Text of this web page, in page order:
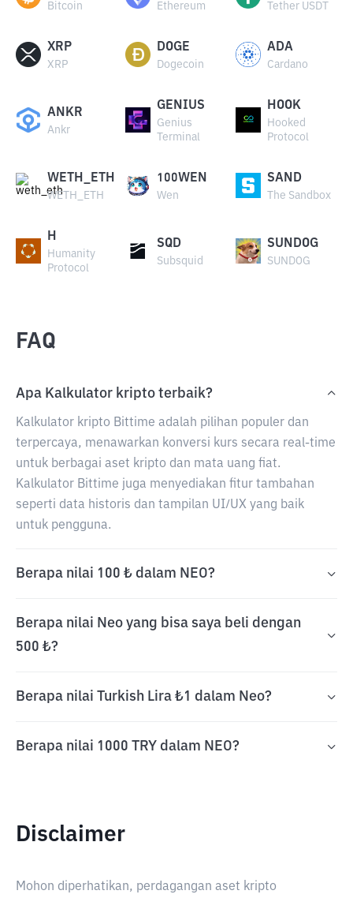
Bitcoin Ethereum Tether USDT
XRP
XRP
DOGE
Dogecoin
ADA
Cardano
ANKR
Ankr
GENIUS
Genius
Terminal
HOOK
Hooked
Protocol
WETH_ETH
WETH_ETH
100WEN
Wen
SAND
The Sandbox
H
Humanity
Protocol
SQD
Subsquid
SUNDOG
SUNDOG
FAQ
Apa Kalkulator kripto terbaik?
Kalkulator kripto Bittime adalah pilihan populer dan
terpercaya, menawarkan konversi kurs secara real-time
untuk berbagai aset kripto dan mata uang fiat.
Kalkulator Bittime juga menyediakan fitur tambahan
seperti data historis dan tampilan UI/UX yang baik
untuk pengguna.
Berapa nilai 100 ₺ dalam NEO?
Berapa nilai Neo yang bisa saya beli dengan
500 ₺?
Berapa nilai Turkish Lira ₺1 dalam Neo?
Berapa nilai 1000 TRY dalam NEO?
Disclaimer
Mohon diperhatikan, perdagangan aset kripto